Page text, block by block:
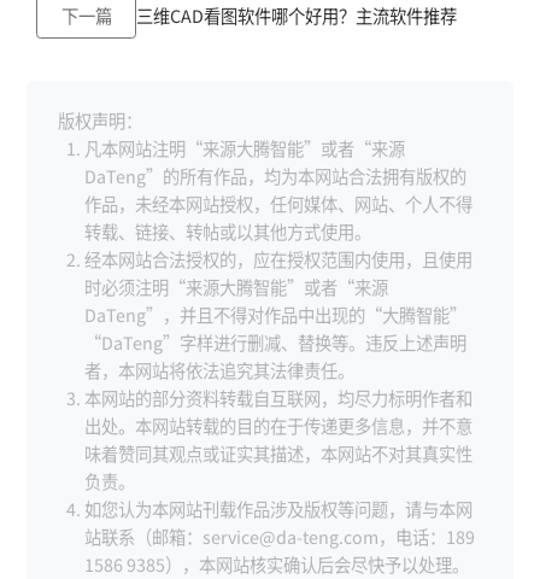
下一篇
三维CAD看图软件哪个好用？主流软件推荐
版权声明：
凡本网站注明“来源大腾智能”或者“来源
DaTeng”的所有作品，均为本网站合法拥有版权的
作品，未经本网站授权，任何媒体、网站、个人不得
转载、链接、转帖或以其他方式使用。
经本网站合法授权的，应在授权范围内使用，且使用
时必须注明“来源大腾智能”或者“来源
DaTeng”，并且不得对作品中出现的“大腾智能”
“DaTeng”字样进行删减、替换等。违反上述声明
者，本网站将依法追究其法律责任。
本网站的部分资料转载自互联网，均尽力标明作者和
出处。本网站转载的目的在于传递更多信息，并不意
味着赞同其观点或证实其描述，本网站不对其真实性
负责。
如您认为本网站刊载作品涉及版权等问题，请与本网
站联系（邮箱：service@da-teng.com，电话：189
1586 9385），本网站核实确认后会尽快予以处理。